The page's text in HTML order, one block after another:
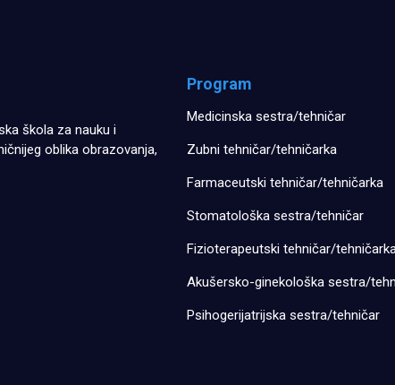
škola za nauku i
oblika obrazovanja,
Program
Medicinska sestra/tehničar
Zubni tehničar/tehničarka
Farmaceutski tehničar/tehničarka
Stomatološka sestra/tehničar
Fizioterapeutski tehničar/
Akušersko-ginekološka sestra/
Psihogerijatrijska sestra/tehničar